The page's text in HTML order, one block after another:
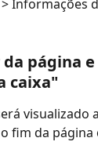
Informações
página
caixa"
visualizado
fim da